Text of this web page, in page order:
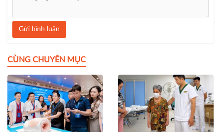
Gửi bình luận
CÙNG CHUYÊN MỤC